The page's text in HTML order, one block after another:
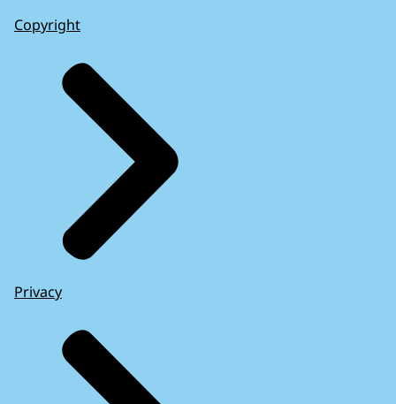
Copyright
Privacy